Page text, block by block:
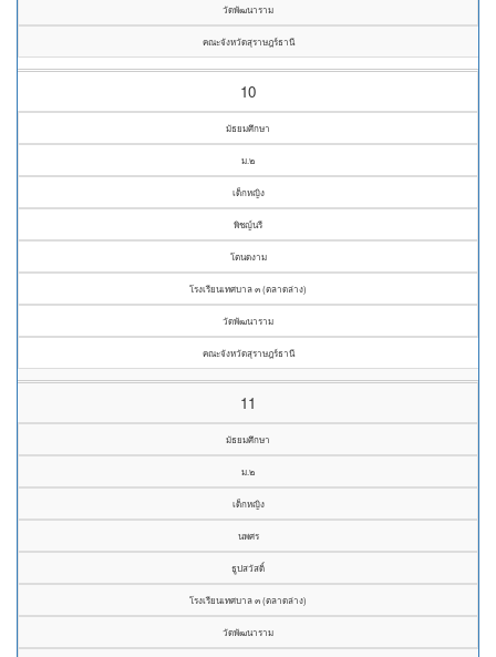
วัดพัฒนาราม
คณะจังหวัดสุราษฎร์ธานี
10
มัธยมศึกษา
ม.๒
เด็กหญิง
พิชญ์นรี
โตนดงาม
โรงเรียนเทศบาล ๓ (ตลาดล่าง)
วัดพัฒนาราม
คณะจังหวัดสุราษฎร์ธานี
11
มัธยมศึกษา
ม.๒
เด็กหญิง
นพศร
ธูปสวัสดิ์
โรงเรียนเทศบาล ๓ (ตลาดล่าง)
วัดพัฒนาราม